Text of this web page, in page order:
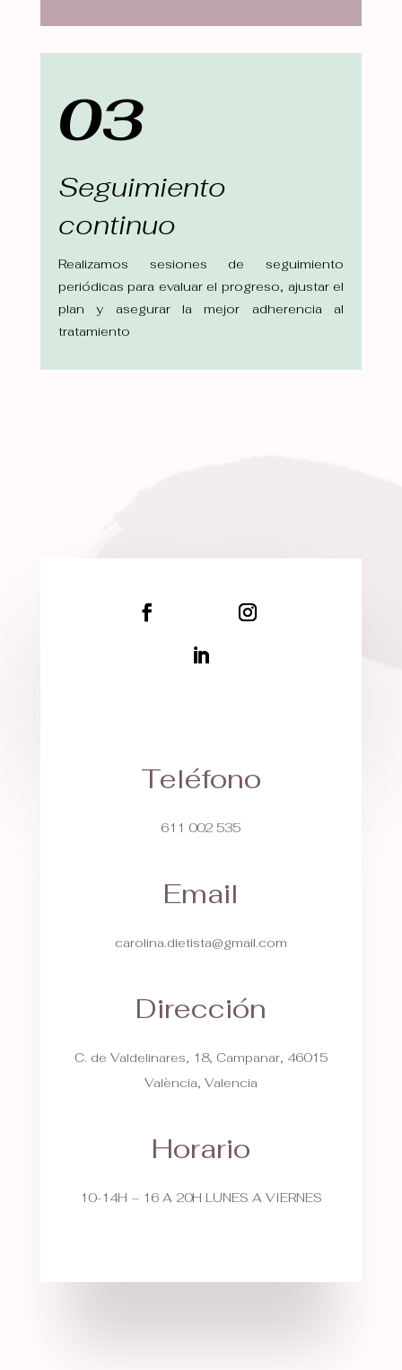
03
Seguimiento
continuo
Realizamos sesiones de seguimiento
periódicas para evaluar el progreso, ajustar el
plan y asegurar la mejor adherencia al
tratamiento
Teléfono
611 002 535
Email
carolina.dietista@gmail.com
Dirección
C. de Valdelinares, 18, Campanar, 46015
València, Valencia
Horario
10-14H – 16 A 20H LUNES A VIERNES